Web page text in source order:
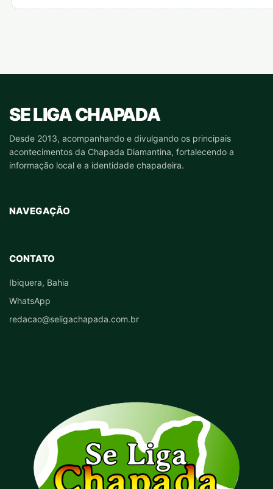
SE LIGA CHAPADA
Desde 2013, acompanhando e divulgando os principais
acontecimentos da Chapada Diamantina, fortalecendo a
informação local e a identidade chapadeira.
NAVEGAÇÃO
CONTATO
Ibiquera, Bahia
WhatsApp
redacao@seligachapada.com.br